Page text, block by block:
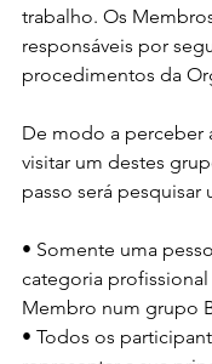
trabalho. Os
responsáveis por
procedimentos da
De modo a perceber
visitar um destes
passo será pesquisar
• Somente uma
categoria
Membro num grupo
• Todos os